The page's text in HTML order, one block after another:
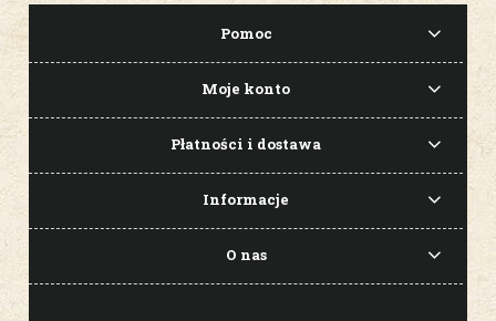
Pomoc
Moje konto
Płatności i dostawa
Informacje
O nas